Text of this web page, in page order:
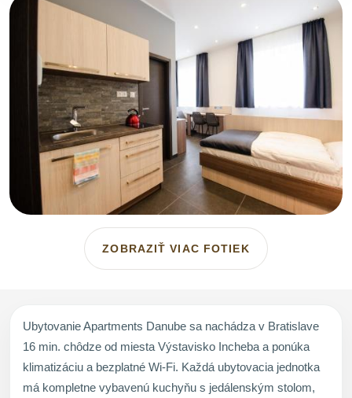
ZOBRAZIŤ VIAC FOTIEK
Ubytovanie Apartments Danube sa nachádza v Bratislave
16 min. chôdze od miesta Výstavisko Incheba a ponúka
klimatizáciu a bezplatné Wi-Fi. Každá ubytovacia jednotka
má kompletne vybavenú kuchyňu s jedálenským stolom,